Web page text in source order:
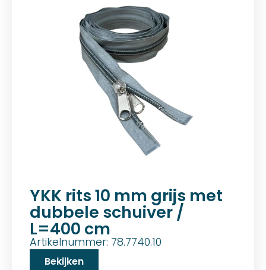
YKK rits 10 mm grijs met
dubbele schuiver /
L=400 cm
Artikelnummer: 78.7740.10
Bekijken